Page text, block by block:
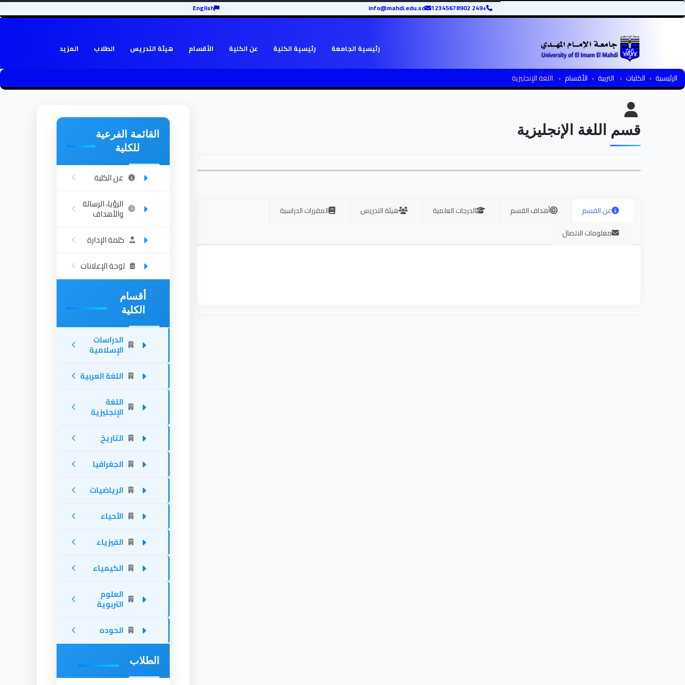
+249 12345678902
info@mahdi.edu.sd
English
رئيسية الجامعة رئيسية الكلية عن الكلية الأقسام هيئة التدريس الطلاب المزيد
الرئيسية الكليات التربية الأقسام اللغة الإنجليزية
قسم اللغة الإنجليزية
عن القسم أهداف القسم الدرجات العلمية هيئة التدريس
المقررات الدراسية
معلومات الاتصال
القائمة الفرعية
للكلية
عن الكلية
الرؤيا، الرسالة
والأهداف
كلمة الإدارة
لوحة الإعلانات
أقسام
الكلية
الدراسات
الإسلامية
اللغة العربية
اللغة
الإنجليزية
التاريخ
الجغرافيا
الرياضيات
الأحياء
الفيزياء
الكيمياء
العلوم
التربوية
الحوده
الطلاب